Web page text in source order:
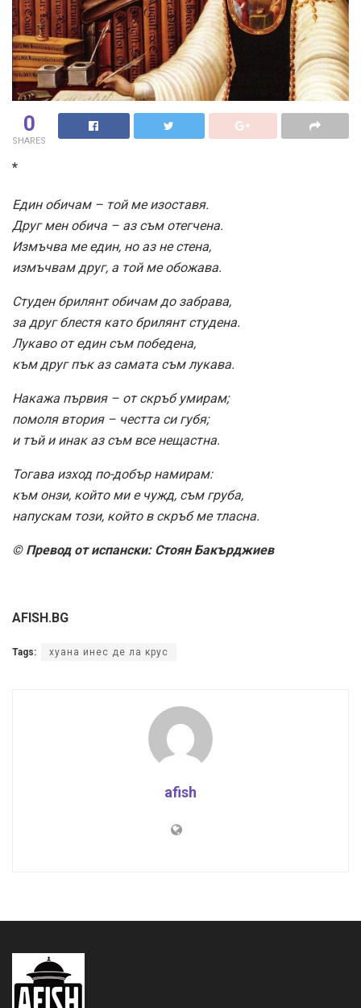
0
SHARES
*
Един обичам – той ме изоставя.
Друг мен обича – аз съм отегчена.
Измъчва ме един, но аз не стена,
измъчвам друг, а той ме обожава.
Студен брилянт обичам до забрава,
за друг блестя като брилянт студена.
Лукаво от един съм победена,
към друг пък аз самата съм лукава.
Накажа първия – от скръб умирам;
помоля втория – честта си губя;
и тъй и инак аз съм все нещастна.
Тогава изход по-добър намирам:
към онзи, който ми е чужд, съм груба,
напускам този, който в скръб ме тласна.
© Превод от испански: Стоян Бакърджиев
AFISH.BG
Tags: хуана инес де ла крус
afish